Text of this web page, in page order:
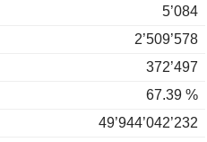
5’084
2’509’578
372’497
67.39 %
49’944’042’232